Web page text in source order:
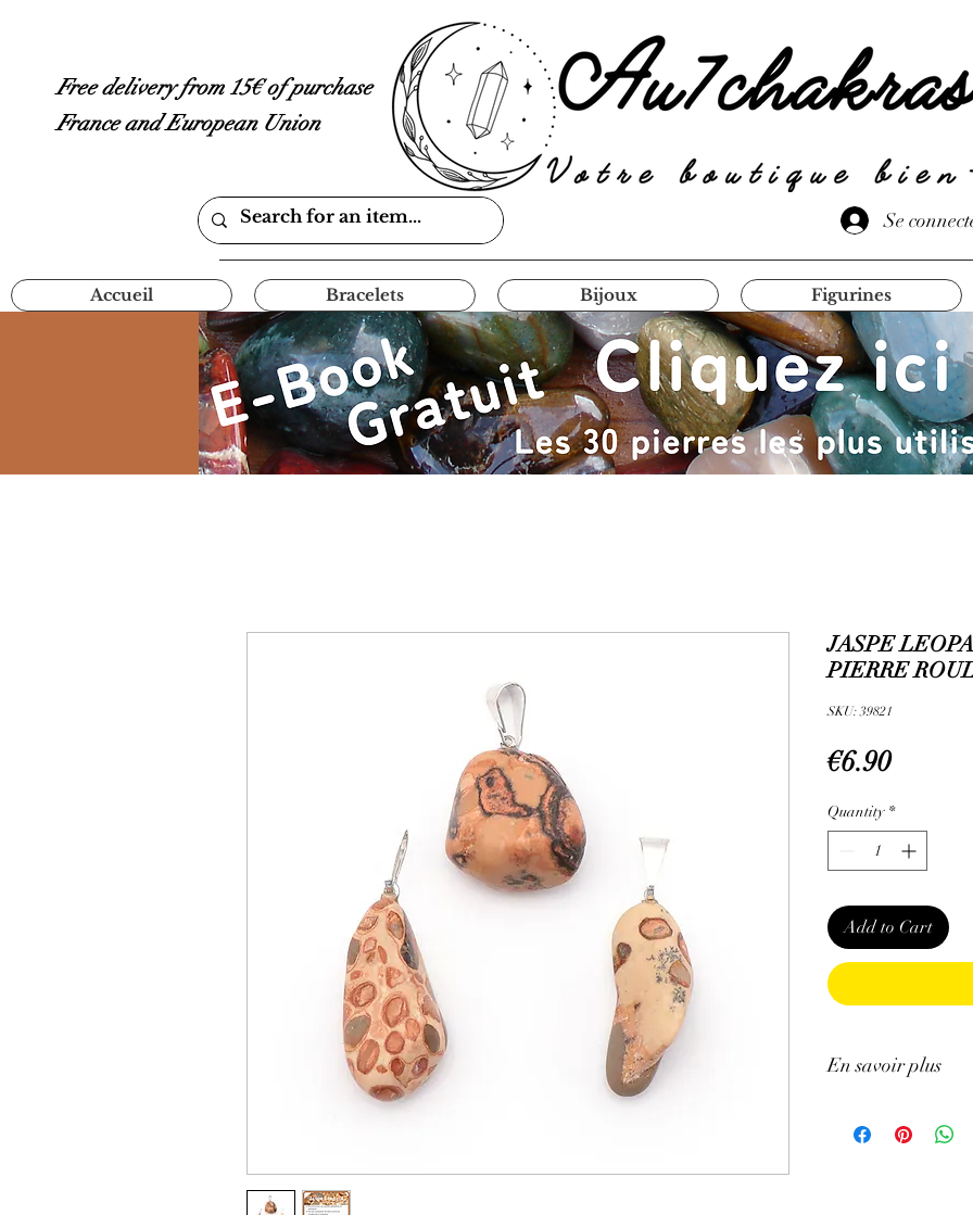
Free delivery from 15€ of purchase
France and European Union
Se
Accueil Bracelets Bijoux Figurines
JASPE
PIERRE
SKU: 39821
€6.90Price
Quantity *
Add to Cart
En savoir plus
n'exclut en aucun